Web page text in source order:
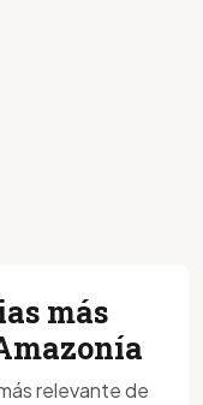
más
relevante de